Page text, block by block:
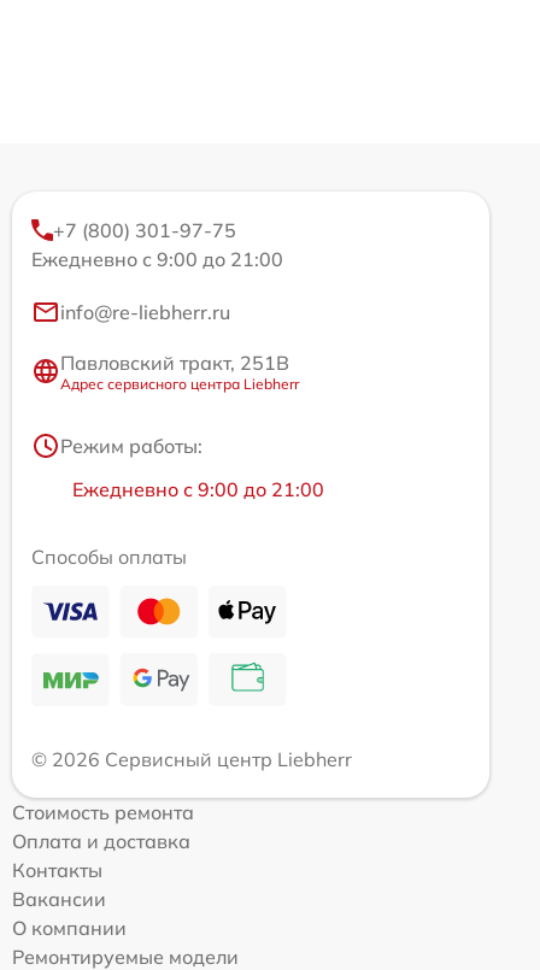
+7 (800) 301-97-75
Ежедневно с 9:00 до 21:00
info@re-liebherr.ru
Павловский тракт, 251В
Адрес сервисного центра Liebherr
Режим работы:
Ежедневно с 9:00 до 21:00
Способы оплаты
© 2026 Сервисный центр Liebherr
Стоимость ремонта
Оплата и доставка
Контакты
Вакансии
О компании
Ремонтируемые модели